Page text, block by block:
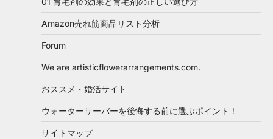
Amazon売れ筋商品リスト分析
Forum
We are artisticflowerarrangements.com.
おススメ・婚活サイト
ウォーターサーバーを後悔する前に選ぶポイント！
サイトマップ